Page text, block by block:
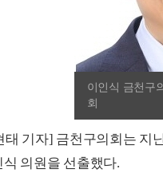
이인식 금천구
회
기자] 금천구의회는 지
의원을 선출했다.